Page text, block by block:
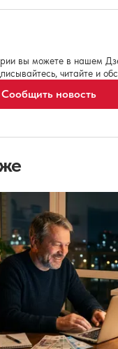
вы можете в нашем
читайте и
Сообщить новость